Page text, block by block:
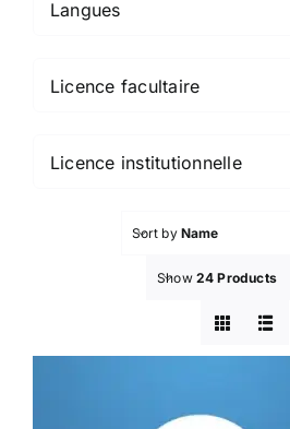
Langues
Licence facultaire
Licence institutionnelle
Sort by Name
Show 24 Products